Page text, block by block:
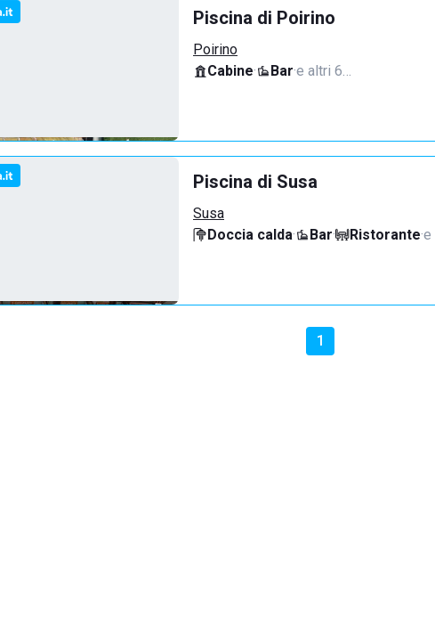
Piscina di Poirino
Poirino
Cabine· Bar·e altri 6…
Piscina di Susa
Susa
Doccia calda· Bar· Ristorante·e
1